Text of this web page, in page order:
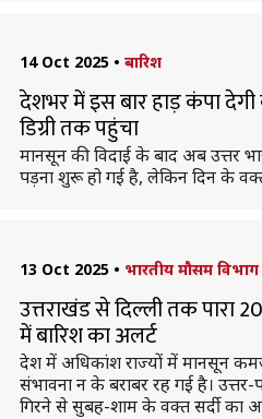
14 Oct 2025 • बारिश
देशभर में इस बार हाड़ कंपा देगी
डिग्री तक पहुंचा
मानसून की विदाई के बाद अब उत्तर
पड़ना शुरू हो गई है, लेकिन दिन के
13 Oct 2025 • भारतीय मौसम विभाग
उत्तराखंड से दिल्ली तक पारा
में बारिश का अलर्ट
देश में अधिकांश राज्यों में मानसून
संभावना न के बराबर रह गई है। उत्तर-
गिरने से सुबह-शाम के वक्त सर्दी का